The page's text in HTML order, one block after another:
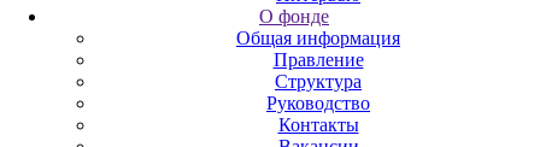
О фонде
Общая информация
Правление
Структура
Руководство
Контакты